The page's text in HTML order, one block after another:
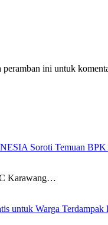
ini untuk
Soroti Temuan BPK
Karawang…
untuk Warga